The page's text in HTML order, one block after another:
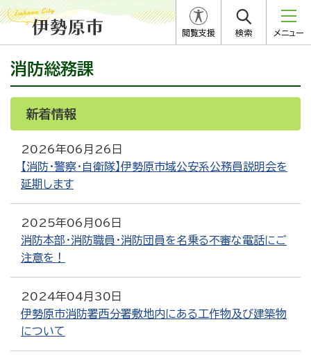
閲覧支援 検索 メニュー
消防総務課
新着情報
2026年06月26日
【消防・警察・自衛隊】伊勢原市域公安系公務員説明会を
延期します
2025年06月06日
消防本部・消防職員・消防団員を名乗る不審な電話にご
注意を！
2024年04月30日
伊勢原市消防署西分署敷地内にある工作物及び建築物
について